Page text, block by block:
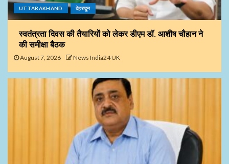
UTTARAKHAND देहरादून
स्वतंत्रता दिवस की तैयारियों को लेकर डीएम डॉ. आशीष चौहान ने
की समीक्षा बैठक
August 7, 2026 News India24 UK